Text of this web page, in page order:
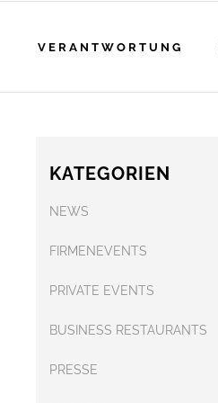
VERANTWORTUNG
KATEGORIEN
NEWS
FIRMENEVENTS
PRIVATE EVENTS
BUSINESS RESTAURANTS
PRESSE